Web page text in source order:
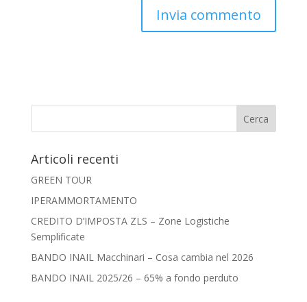
Articoli recenti
GREEN TOUR
IPERAMMORTAMENTO
CREDITO D’IMPOSTA ZLS – Zone Logistiche
Semplificate
BANDO INAIL Macchinari – Cosa cambia nel 2026
BANDO INAIL 2025/26 – 65% a fondo perduto